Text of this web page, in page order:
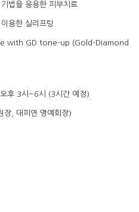
법을 응용한 피부치료
용한 실리프팅
with GD tone-up (Gold-Diamond
후 3시~6시 (3시간 예정)
장, 대피연 명예회장)